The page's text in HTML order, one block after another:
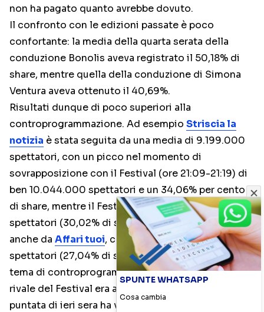
non ha pagato quanto avrebbe dovuto.
Il confronto con le edizioni passate è poco
confortante: la media della quarta serata della
conduzione Bonolis aveva registrato il 50,18% di
share, mentre quella della conduzione di Simona
Ventura aveva ottenuto il 40,69%.
Risultati dunque di poco superiori alla
controprogrammazione. Ad esempio Striscia la
notizia è stata seguita da una media di 9.199.000
spettatori, con un picco nel momento di
sovrapposizione con il Festival (ore 21:09-21:19) di
ben 10.044.000 spettatori e un 34,06% per cento
di share, mentre il Festival registrava 8.766.000
spettatori (30,02% di share). Quasi raggiunto
anche da Affari tuoi, che è stato visto da 7.721.000
spettatori (27,04% di share). Restando sempre in
tema di controprogrammazione, la prima serata
rivale del Festival era affidata a
puntata di ieri sera ha visto il ritorno di
SPUNTE WHATSAPP
Cosa cambia